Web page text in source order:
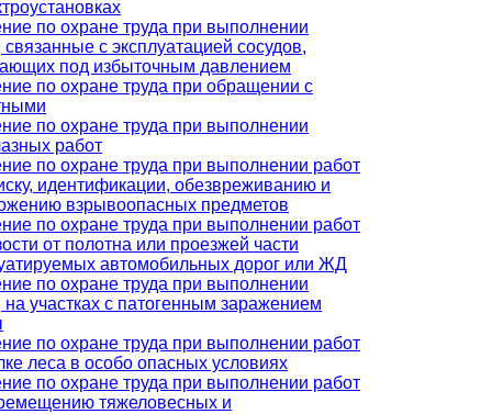
по охране труда при выполнении
связанные с эксплуатацией сосудов,
под избыточным давлением
по охране труда при обращении с
по охране труда при выполнении
работ
по охране труда при выполнении работ
идентификации, обезвреживанию и
взрывоопасных предметов
по охране труда при выполнении работ
от полотна или проезжей части
автомобильных дорог или ЖД
по охране труда при выполнении
на участках с патогенным заражением
по охране труда при выполнении работ
леса в особо опасных условиях
по охране труда при выполнении работ
тяжеловесных и